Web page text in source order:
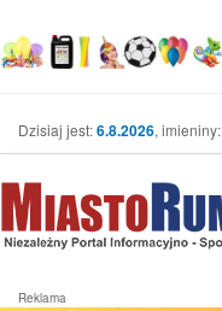
Dzisiaj jest:6.8.2026, imieniny:
Reklama